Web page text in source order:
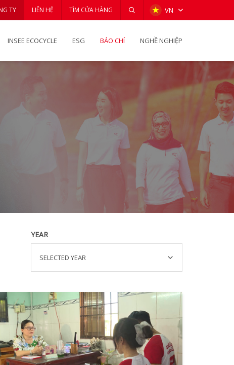
TY LIÊN HỆ TÌM CỬA HÀNG VN
INSEE ECOCYCLE ESG BÁO CHÍ NGHỀ NGHIỆP
YEAR
SELECTED YEAR